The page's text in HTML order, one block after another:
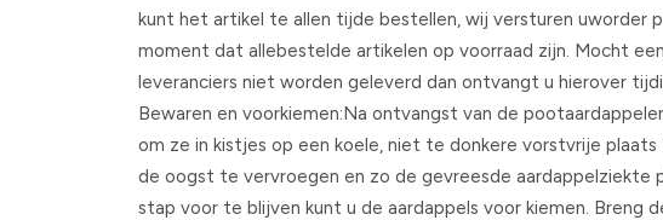
kunt het artikel te allen tijde bestellen, wij versturen uworder
moment dat allebestelde artikelen op voorraad zijn. Mocht
leveranciers niet worden geleverd dan ontvangt u hierover
Bewaren en voorkiemen:Na ontvangst van de
om ze in kistjes op een koele, niet te donkere vorstvrije plaats
de oogst te vervroegen en zo de gevreesde aardappelziekte
stap voor te blijven kunt u de aardappels voor kiemen. Breng